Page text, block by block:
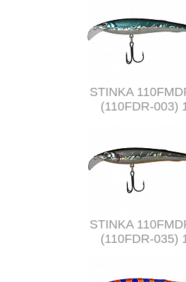
STINKA
(110FDR-003)
STINKA
(110FDR-035)